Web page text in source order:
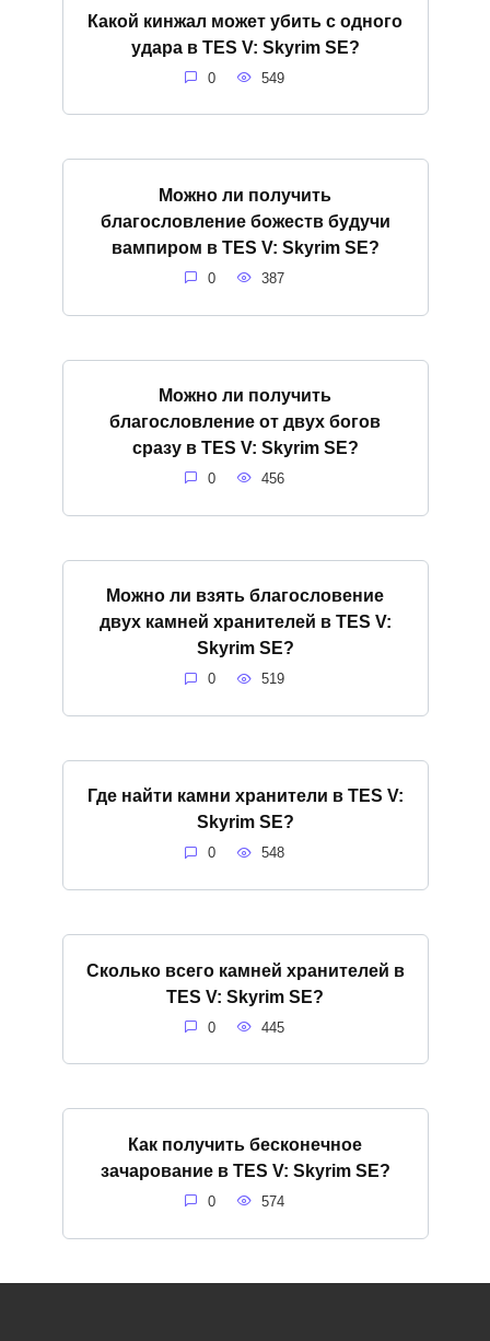
Какой кинжал может убить с одного
удара в TES V: Skyrim SE?
0 549
Можно ли получить
благословление божеств будучи
вампиром в TES V: Skyrim SE?
0 387
Можно ли получить
благословление от двух богов
сразу в TES V: Skyrim SE?
0 456
Можно ли взять благословение
двух камней хранителей в TES V:
Skyrim SE?
0 519
Где найти камни хранители в TES V:
Skyrim SE?
0 548
Сколько всего камней хранителей в
TES V: Skyrim SE?
0 445
Как получить бесконечное
зачарование в TES V: Skyrim SE?
0 574